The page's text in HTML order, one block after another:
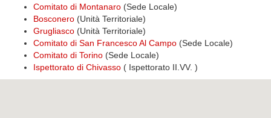
Comitato di Montanaro (Sede Locale)
Bosconero (Unità Territoriale)
Grugliasco (Unità Territoriale)
Comitato di San Francesco Al Campo (Sede Locale)
Comitato di Torino (Sede Locale)
Ispettorato di Chivasso ( Ispettorato II.VV. )